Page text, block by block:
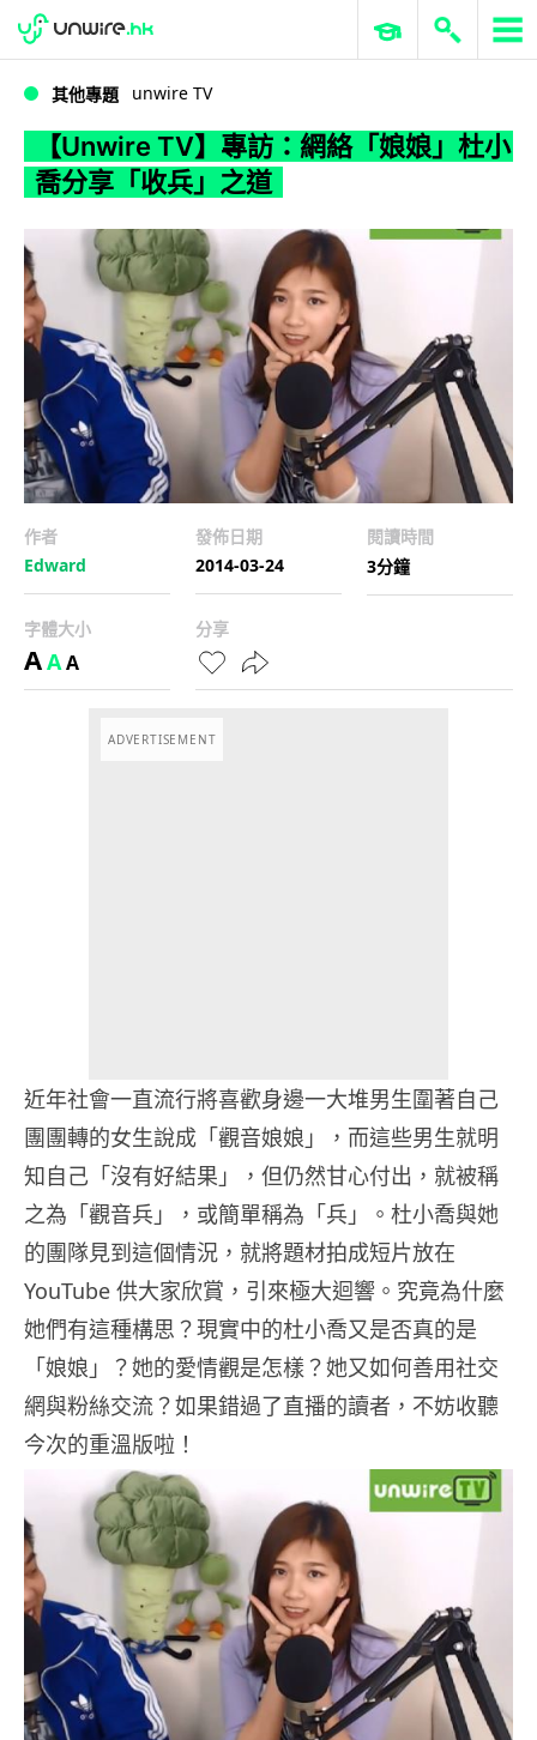
WWDC 2026 ERP 與商業 AI
其他專題 unwire TV
【Unwire TV】專訪：網絡「娘娘」杜小
喬分享「收兵」之道
作者
Edward
發佈日期
2014-03-24
閱讀時間
3分鐘
字體大小
AAA
分享
ADVERTISEMENT
近年社會一直流行將喜歡身邊一大堆男生圍著自己
團團轉的女生說成「觀音娘娘」，而這些男生就明
知自己「沒有好結果」，但仍然甘心付出，就被稱
之為「觀音兵」，或簡單稱為「兵」。杜小喬與她
的團隊見到這個情況，就將題材拍成短片放在
YouTube 供大家欣賞，引來極大迴響。究竟為什麼
她們有這種構思？現實中的杜小喬又是否真的是
「娘娘」？她的愛情觀是怎樣？她又如何善用社交
網與粉絲交流？如果錯過了直播的讀者，不妨收聽
今次的重溫版啦！